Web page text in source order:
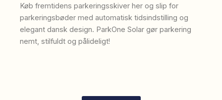
Køb fremtidens parkeringsskiver her og slip for
parkeringsbøder med automatisk tidsindstilling og
elegant dansk design. ParkOne Solar gør parkering
nemt, stilfuldt og pålideligt!